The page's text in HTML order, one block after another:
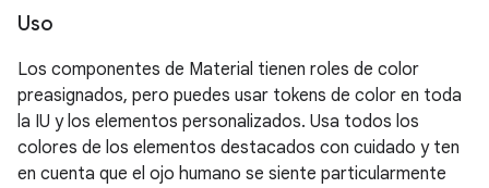
Uso
Los componentes de Material tienen roles de color
preasignados, pero puedes usar tokens de color en toda
la IU y los elementos personalizados. Usa todos los
colores de los elementos destacados con cuidado y ten
en cuenta que el ojo humano se siente particularmente